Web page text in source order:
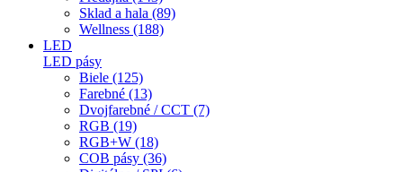
Sklad a hala (89)
Wellness (188)
LED
LED pásy
Biele (125)
Farebné (13)
Dvojfarebné / CCT (7)
RGB (19)
RGB+W (18)
COB pásy (36)